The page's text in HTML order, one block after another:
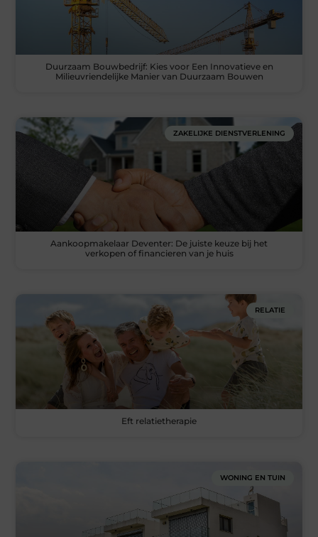
Duurzaam Bouwbedrijf: Kies voor Een Innovatieve en
Milieuvriendelijke Manier van Duurzaam Bouwen
ZAKELIJKE DIENSTVERLENING
Aankoopmakelaar Deventer: De juiste keuze bij het
verkopen of financieren van je huis
RELATIE
Eft relatietherapie
WONING EN TUIN